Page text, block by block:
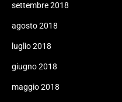
settembre 2018
agosto 2018
luglio 2018
giugno 2018
maggio 2018